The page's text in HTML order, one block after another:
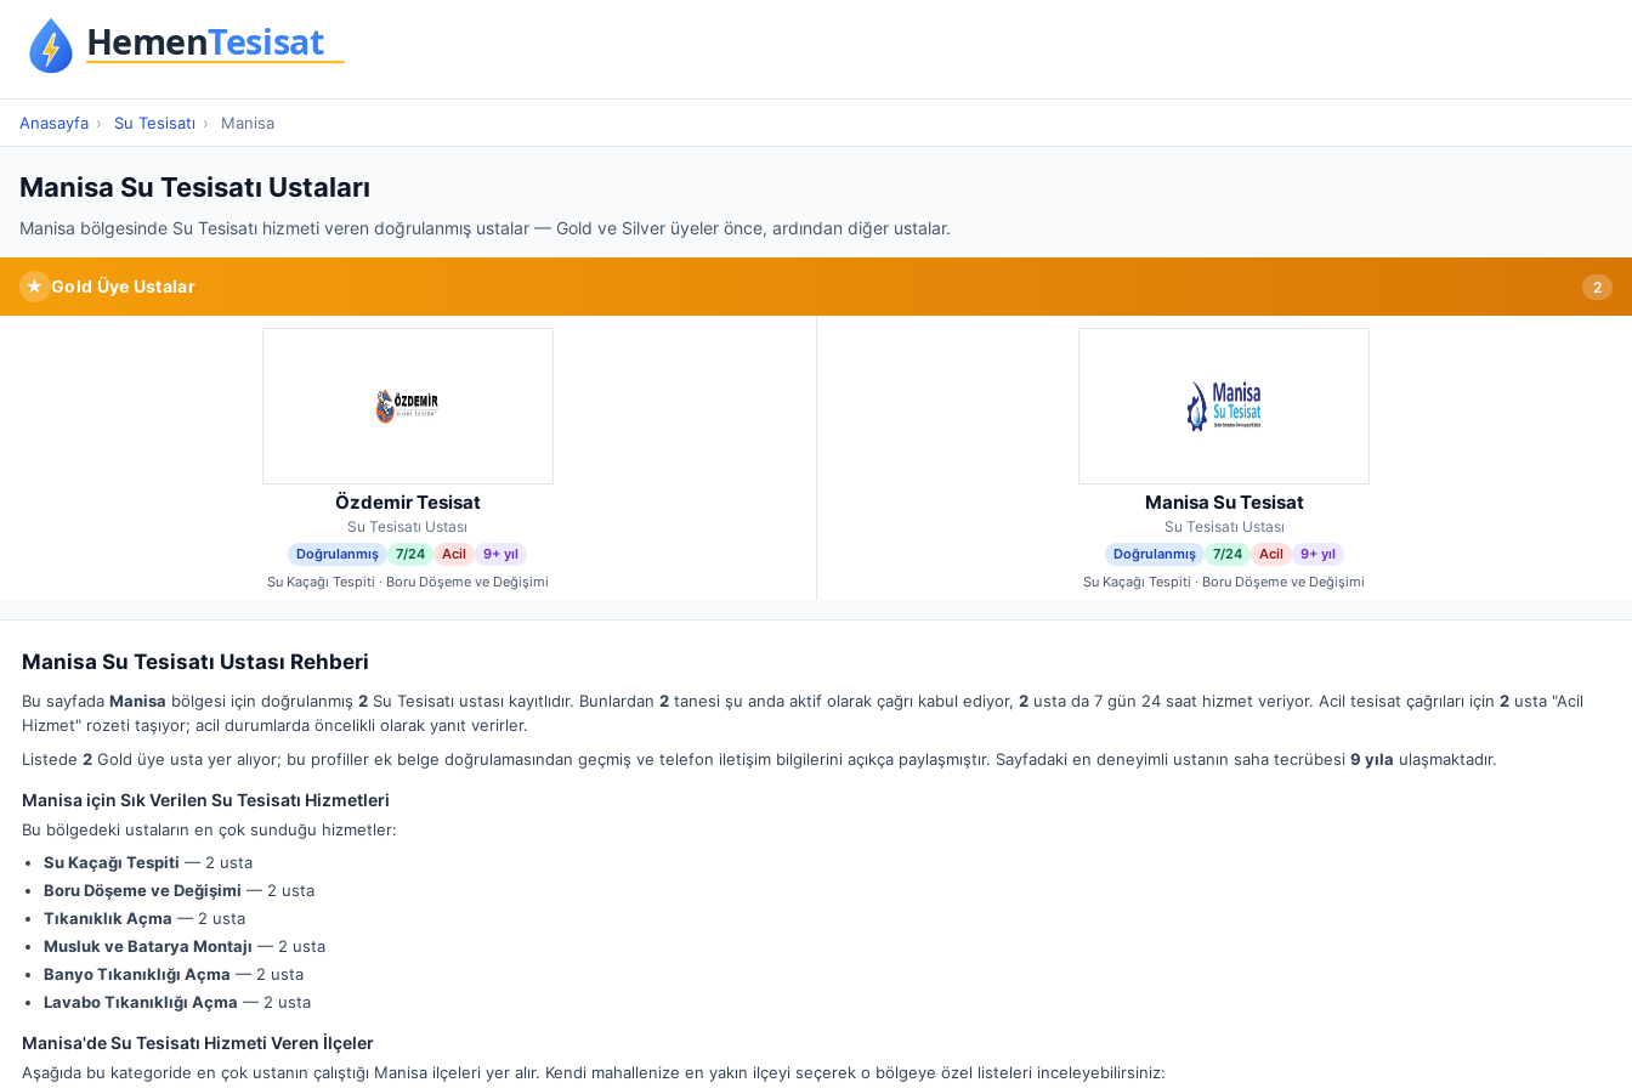
Anasayfa › Su Tesisatı › Manisa
Manisa Su Tesisatı Ustaları
Manisa bölgesinde Su Tesisatı hizmeti veren doğrulanmış ustalar — Gold ve Silver üyeler önce, ardından diğer ustalar.
★ Gold Üye Ustalar 2
Özdemir Tesisat
Su Tesisatı Ustası
Doğrulanmış 7/24 Acil
9+ yıl
Su Kaçağı Tespiti · Boru Döşeme ve Değişimi
Manisa Su Tesisat
Su Tesisatı Ustası
Doğrulanmış 7/24 Acil
9+ yıl
Su Kaçağı Tespiti · Boru Döşeme ve Değişimi
Manisa Su Tesisatı Ustası Rehberi
Bu sayfada Manisa bölgesi için doğrulanmış 2 Su Tesisatı ustası kayıtlıdır. Bunlardan 2 tanesi şu anda aktif olarak çağrı kabul ediyor, 2 usta da 7 gün 24 saat hizmet veriyor. Acil tesisat çağrıları için 2 usta "Acil
Hizmet" rozeti taşıyor; acil durumlarda öncelikli olarak yanıt verirler.
Listede 2 Gold üye usta yer alıyor; bu profiller ek belge doğrulamasından geçmiş ve telefon iletişim bilgilerini açıkça paylaşmıştır. Sayfadaki en deneyimli ustanın saha tecrübesi 9 yıla ulaşmaktadır.
Manisa için Sık Verilen Su Tesisatı Hizmetleri
Bu bölgedeki ustaların en çok sunduğu hizmetler:
Su Kaçağı Tespiti — 2 usta
Boru Döşeme ve Değişimi — 2 usta
Tıkanıklık Açma — 2 usta
Musluk ve Batarya Montajı — 2 usta
Banyo Tıkanıklığı Açma — 2 usta
Lavabo Tıkanıklığı Açma — 2 usta
Manisa'de Su Tesisatı Hizmeti Veren İlçeler
Aşağıda bu kategoride en çok ustanın çalıştığı Manisa ilçeleri yer alır. Kendi mahallenize en yakın ilçeyi seçerek o bölgeye özel listeleri inceleyebilirsiniz: